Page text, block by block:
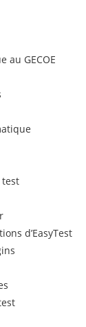
au GECOE
test
d’EasyTest